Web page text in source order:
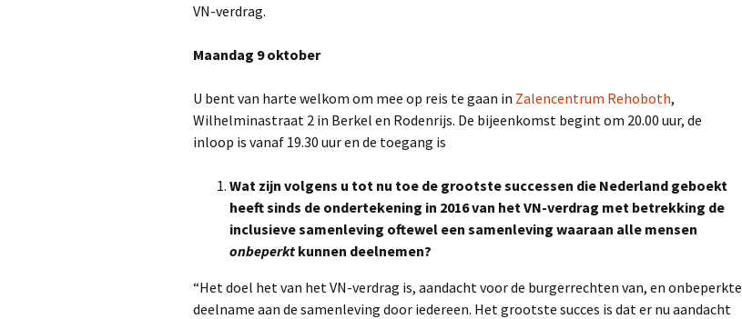
VN-verdrag.
Maandag 9 oktober
U bent van harte welkom om mee op reis te gaan in Zalencentrum Rehoboth,
Wilhelminastraat 2 in Berkel en Rodenrijs. De bijeenkomst begint om 20.00 uur, de
inloop is vanaf 19.30 uur en de toegang is
Wat zijn volgens u tot nu toe de grootste successen die Nederland geboekt
heeft sinds de ondertekening in 2016 van het VN-verdrag met betrekking de
inclusieve samenleving oftewel een samenleving waaraan alle mensen
onbeperkt kunnen deelnemen?
“Het doel het van het VN-verdrag is, aandacht voor de burgerrechten van, en onbeperkte
deelname aan de samenleving door iedereen. Het grootste succes is dat er nu aandacht